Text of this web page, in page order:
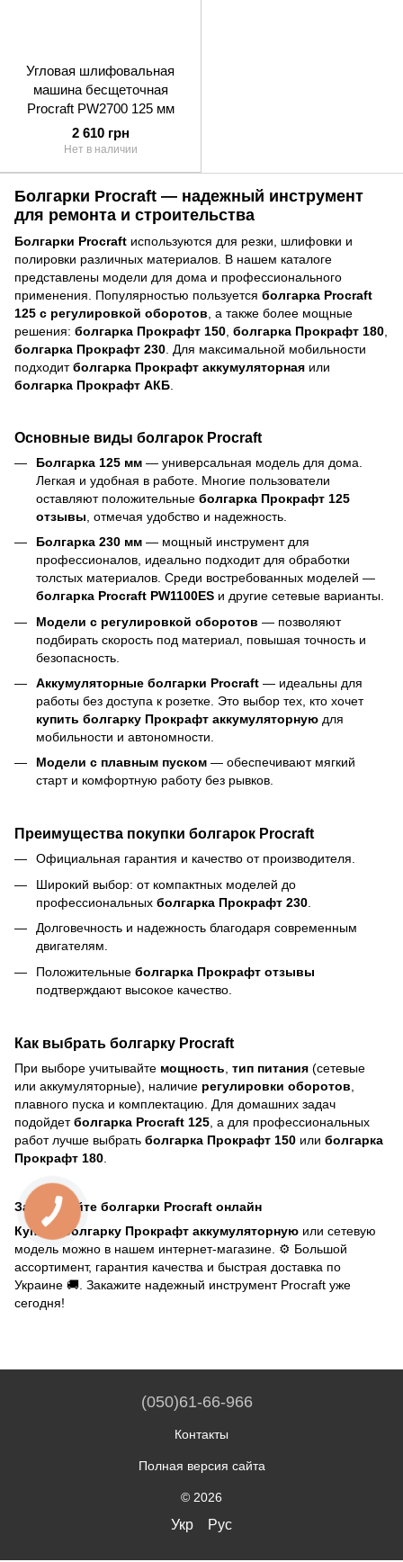
Угловая шлифовальная
машина бесщеточная
Procraft PW2700 125 мм
2 610 грн
Нет в наличии
Болгарки Procraft — надежный инструмент
для ремонта и строительства
Болгарки Procraft используются для резки, шлифовки и
полировки различных материалов. В нашем каталоге
представлены модели для дома и профессионального
применения. Популярностью пользуется болгарка Procraft
125 с регулировкой оборотов , а также более мощные
решения: болгарка Прокрафт 150 болгарка Прокрафт 180
болгарка Прокрафт 230 . Для максимальной мобильности
подходитболгарка Прокрафт аккумуляторная или
болгарка Прокрафт АКБ
Основные виды болгарок Procraft
Болгарка 125 мм — универсальная модель для дома.
Легкая и удобная в работе. Многие пользователи
оставляют положительные болгарка Прокрафт 125
отзывы , отмечая удобство и надежность.
Болгарка 230 мм — мощный инструмент для
профессионалов, идеально подходит для обработки
толстых материалов. Среди востребованных моделей —
болгарка Procraft PW1100ES и другие сетевые варианты.
Модели с регулировкой оборотов — позволяют
подбирать скорость под материал, повышая точность и
безопасность.
Аккумуляторные болгарки Procraft — идеальны для
работы без доступа к розетке. Это выбор тех, кто хочет
купить болгарку Прокрафт аккумуляторную для
мобильности и автономности.
Модели с плавным пуском — обеспечивают мягкий
старт и комфортную работу без рывков.
Преимущества покупки болгарок Procraft
Официальная гарантия и качество от производителя.
Широкий выбор: от компактных моделей до
профессиональных болгарка Прокрафт 230
Долговечность и надежность благодаря современным
двигателям.
Положительные болгарка Прокрафт отзывы
подтверждают высокое качество.
Как выбрать болгарку Procraft
При выборе учитывайте мощность тип питания (сетевые
или аккумуляторные), наличие регулировки оборотов
плавного пуска и комплектацию. Для домашних задач
подойдетболгарка Procraft 125 , а для профессиональных
работ лучше выбрать болгарка Прокрафт 150 или болгарка
Прокрафт 180
Заказывайте болгарки Procraft онлайн
Купить болгарку Прокрафт аккумуляторную или сетевую
модель можно в нашем интернет-магазине. ⚙️ Большой
ассортимент, гарантия качества и быстрая доставка по
Украине 🚚. Закажите надежный инструмент Procraft уже
сегодня!
(050)61-66-966
Контакты
Полная версия сайта
© 2026
Укр Рус